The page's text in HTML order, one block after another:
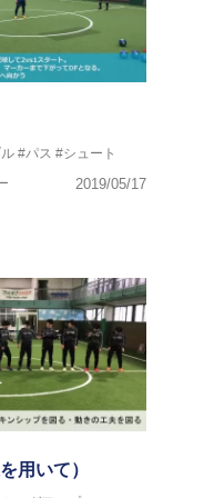
#パス #シュート
2019/05/17
用いて）